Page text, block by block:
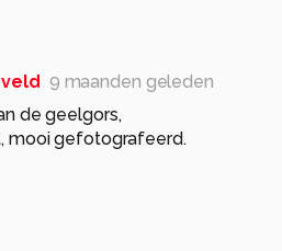
9 maanden geleden
de geelgors,
mooi gefotografeerd.